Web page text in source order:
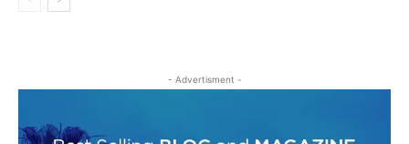
- Advertisment -